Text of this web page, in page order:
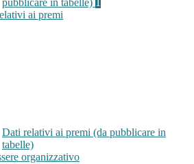
pubblicare in tabelle)
ai premi
Dati relativi ai premi (da pubblicare in
tabelle)
organizzativo